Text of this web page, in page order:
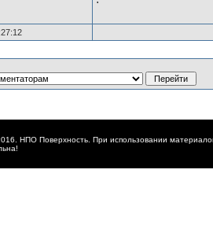
НПО Поверхность. При использовании